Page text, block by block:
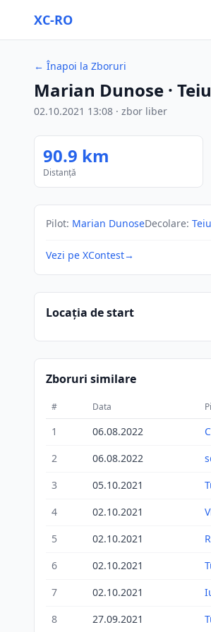
XC-RO
← Înapoi la Zboruri
Marian Dunose · Teiu
02.10.2021 13:08 · zbor liber
90.9 km
Distanță
Pilot: Marian DunoseDecolare: Teiu
Vezi pe XContest→
Locația de start
Zboruri similare
# Data
1 06.08.2022
2
06.08.2022
3
05.10.2021
4
02.10.2021
5
02.10.2021
6
02.10.2021
7
02.10.2021
8
27.09.2021